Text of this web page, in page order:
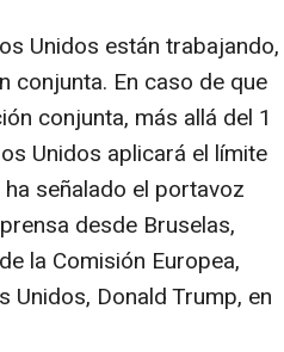
Unidos están trabajando,
conjunta. En caso de que
conjunta, más allá del 1
Unidos aplicará el límite
señalado el portavoz
desde Bruselas,
la Comisión Europea,
Unidos, Donald Trump, en